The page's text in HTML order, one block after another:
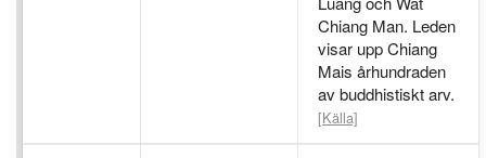
Chiang Man. Leden
visar upp Chiang
Mais århundraden
av buddhistiskt arv.
[Källa]